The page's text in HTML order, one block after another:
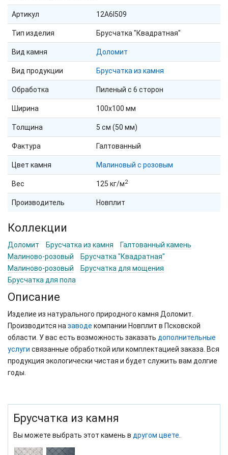
Артикул 12A6I509
Тип изделия Брусчатка "Квадратная"
Вид камня Доломит
Вид продукции Брусчатка из камня
Обработка Пиленый с 6 сторон
Ширина 100х100 мм
Толщина 5 см (50 мм)
Фактура Галтованный
Цвет камня Малиновый с розовым
Вес 125 кг/м2
Производитель Новплит
Коллекции
Доломит Брусчатка из камня
Галтованный камень
Малиново-розовый
Брусчатка "Квадратная"
Малиново-розовый
Брусчатка для мощения
Брусчатка для пола
Описание
Изделие из натурального природного камня Доломит.
Производится на заводе компании Новплит в Псковской
области. У вас есть возможность заказать дополнительные
услуги связанные обработкой или комплектацией заказа. Вся
продукция экологически чистая и будет служить вам долгие
годы.
Брусчатка из камня
Вы можете выбрать этот камень в другом цвете